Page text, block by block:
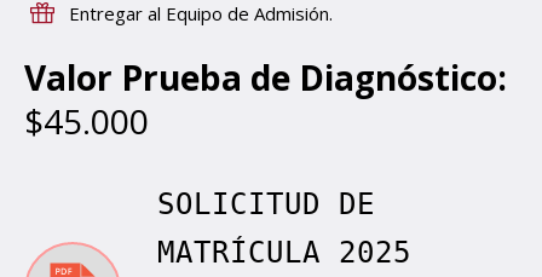
Entregar al Equipo de Admisión.
Valor Prueba de Diagnóstico:
$45.000
SOLICITUD DE
MATRÍCULA 2025